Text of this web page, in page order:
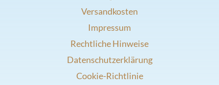
Versandkosten
Impressum
Rechtliche Hinweise
Datenschutzerklärung
Cookie-Richtlinie